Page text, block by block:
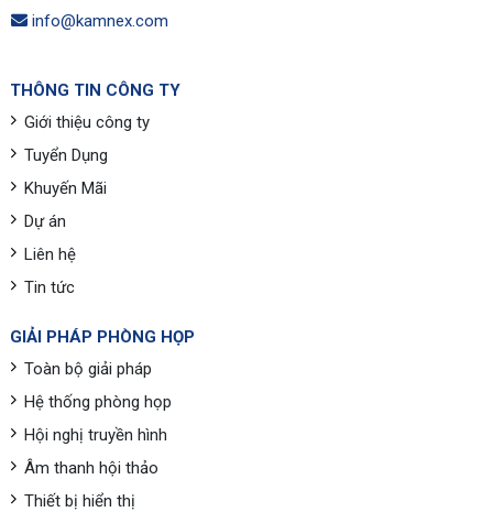
info@kamnex.com
THÔNG TIN CÔNG TY
Giới thiệu công ty
Tuyển Dụng
Khuyến Mãi
Dự án
Liên hệ
Tin tức
GIẢI PHÁP PHÒNG HỌP
Toàn bộ giải pháp
Hệ thống phòng họp
Hội nghị truyền hình
Âm thanh hội thảo
Thiết bị hiển thị